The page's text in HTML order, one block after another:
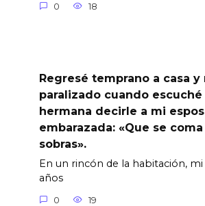
0 18
Regresé temprano a casa
paralizado cuando escuché
hermana decirle a mi
embarazada: «Que se coma
sobras».
En un rincón de la habitación,
años
0 19